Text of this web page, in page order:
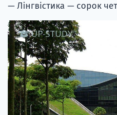
— Лінгвістика — сорок